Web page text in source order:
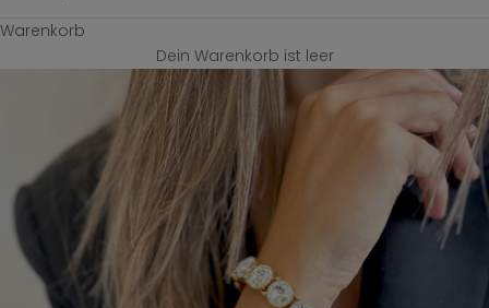
Warenkorb
Dein Warenkorb ist leer